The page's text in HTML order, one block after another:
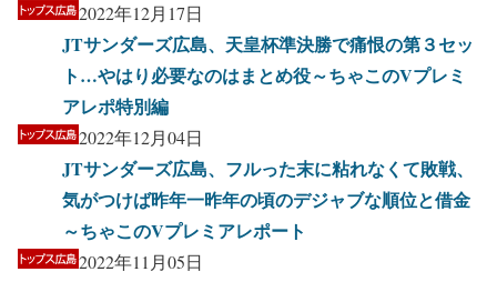
2022年12月17日
JTサンダーズ広島、天皇杯準決勝で痛恨の第３セッ
ト…やはり必要なのはまとめ役～ちゃこのVプレミ
アレポ特別編
2022年12月04日
JTサンダーズ広島、フルった末に粘れなくて敗戦、
気がつけば昨年一昨年の頃のデジャブな順位と借金
～ちゃこのVプレミアレポート
2022年11月05日